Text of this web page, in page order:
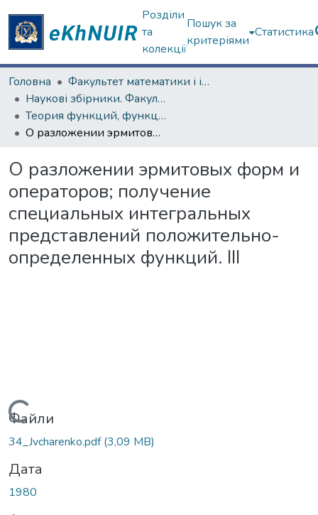
Розділи
та
колекції
Пошук за
критеріями
Статистика
Головна
Факультет математики і інформатики
Наукові збірники. Факультет математики і інформатики
Теория функций, функциональный анализ и их приложения (1965–1985 гг.)
О разложении эрмитовых форм и операторов; получение специальных интегральных представлений положительно-определенных функций. III
О разложении эрмитовых форм и
операторов; получение
специальных интегральных
представлений положительно-
определенных функций. III
Вантажиться...
Файли
34_Jvcharenko.pdf(3,09 MB)
Дата
1980